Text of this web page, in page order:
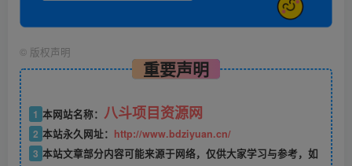
© 版权声明
重要声明
1 本网站名称： 八斗项目资源网
2 本站永久网址： http://www.bdziyuan.cn/
3 本站文章部分内容可能来源于网络，仅供大家学习与参考，如